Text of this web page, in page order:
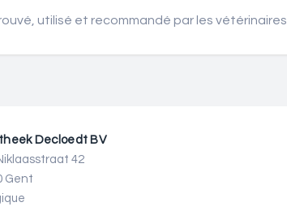
utilisé et recommandé par les vétérinaires
Decloedt BV
42
Gent